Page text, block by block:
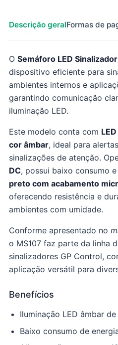
Descrição geralFormas de
O Semáforo LED
dispositivo eficiente para
ambientes internos e
garantindo comunicação
iluminação LED.
Este modelo conta com
cor âmbar, ideal para
sinalizações de atenção.
DC, possui baixo consumo
preto com acabamento
oferecendo resistência e
ambientes com umidade.
Conforme apresentado no
o MS107 faz parte da linha
sinalizadores GP Control,
aplicação versátil para
Benefícios
Iluminação LED âmbar
Baixo consumo de